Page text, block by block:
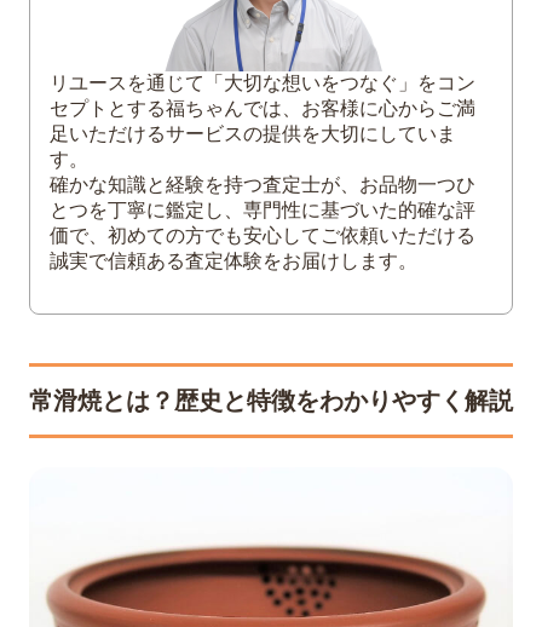
常滑焼の買取相場一覧！高く売れる人気作
家・名工12選
常滑焼人気作家の相場一覧表
初代 杉江寿門（すぎえ じゅもん）
初代 山田常山（やまだ じょうざん）
二代 山田常山
三代 山田常山（人間国宝）
四代 山田常山
吉川雪堂（よしかわ せつどう）
山田想（やまだ そう）
沢田昭邨（さわだ しょうそん）
鯉江廣（こいえ ひろし）
共箱や付属品の有無
保管状態と使用感
リユースを通じて「大切な想いをつなぐ」をコン
セプトとする福ちゃんでは、お客様に心からご満
足いただけるサービスの提供を大切にしていま
す。
確かな知識と経験を持つ査定士が、お品物一つひ
とつを丁寧に鑑定し、専門性に基づいた的確な評
価で、初めての方でも安心してご依頼いただける
誠実で信頼ある査定体験をお届けします。
常滑焼とは？歴史と特徴をわかりやすく解説